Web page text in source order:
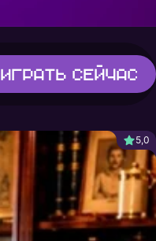
Играть сейчас
5,0